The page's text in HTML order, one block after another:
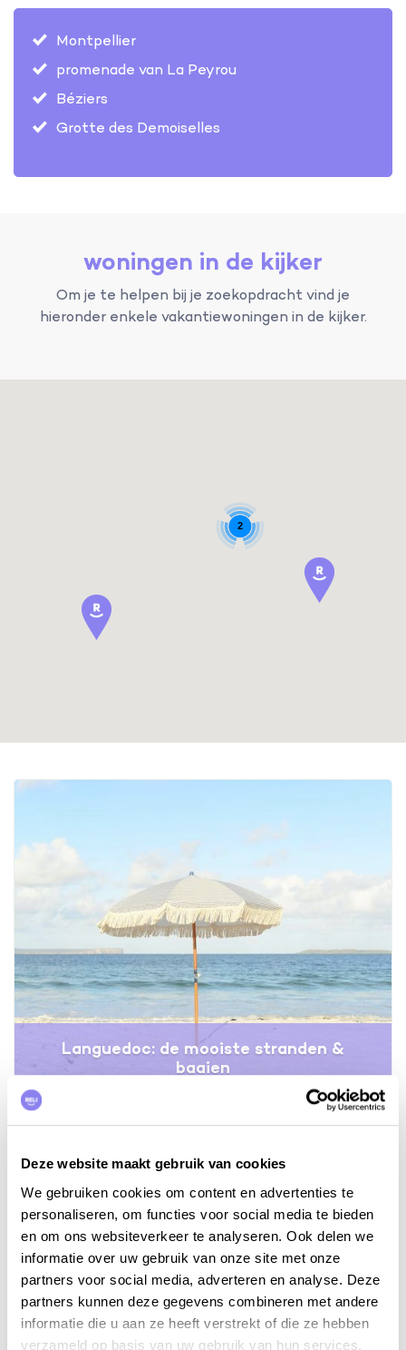
Deze website maakt gebruik van cookies
We gebruiken cookies om content en advertenties te
personaliseren, om functies voor social media te bieden
en om ons websiteverkeer te analyseren. Ook delen we
informatie over uw gebruik van onze site met onze
partners voor social media, adverteren en analyse. Deze
partners kunnen deze gegevens combineren met andere
informatie die u aan ze heeft verstrekt of die ze hebben
verzameld op basis van uw gebruik van hun services.
Montpellier
promenade van La Peyrou
Béziers
Grotte des Demoiselles
woningen in de kijker
Om je te helpen bij je zoekopdracht vind je
hieronder enkele vakantiewoningen in de kijker.
2
Languedoc: de mooiste stranden &
baaien